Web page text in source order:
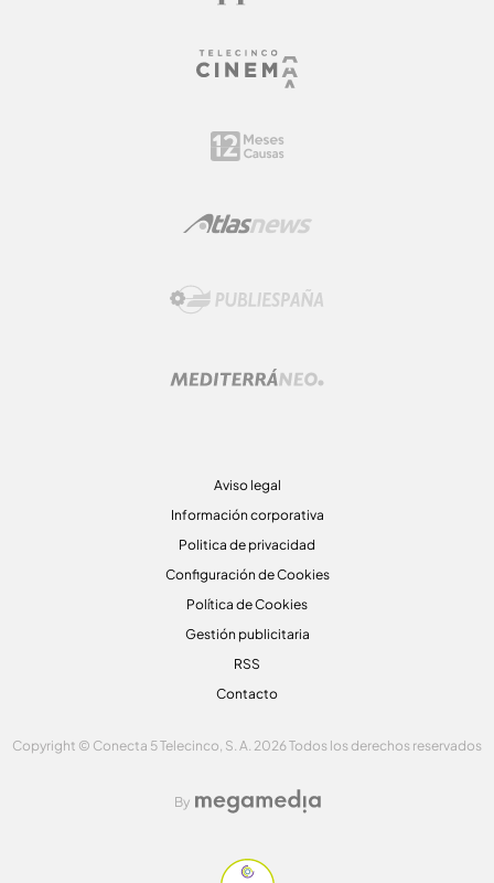
Aviso legal
Información corporativa
Politica de privacidad
Configuración de Cookies
Política de Cookies
Gestión publicitaria
RSS
Contacto
Copyright © Conecta 5 Telecinco, S. A. 2026 Todos los derechos reservados
By